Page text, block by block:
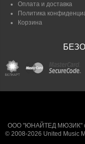
Оплата и доставка
Политика
Корзина
ООО "ЮНАЙТЕД МЮЗИК"
© 2008-2026 United Music